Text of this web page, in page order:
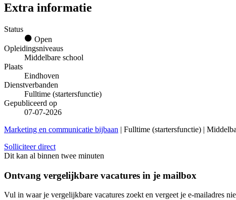
Extra informatie
Status
Open
Opleidingsniveaus
Middelbare school
Plaats
Eindhoven
Dienstverbanden
Fulltime (startersfunctie)
Gepubliceerd op
07-07-2026
Marketing en communicatie bijbaan | Fulltime (startersfunctie) |
Solliciteer direct
Dit kan al binnen twee minuten
Ontvang vergelijkbare vacatures in je mailbox
Vul in waar je vergelijkbare vacatures zoekt en vergeet je e-mailadres